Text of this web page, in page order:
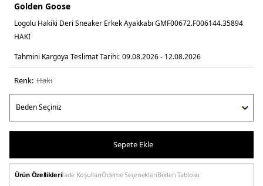
Golden Goose
Logolu Hakiki Deri Sneaker Erkek Ayakkabı GMF00672.F006144.35894
HAKİ
Tahmini Kargoya Teslimat Tarihi: 09.08.2026 - 12.08.2026
Renk: haki̇
Sepete Ekle
Ürün Özellikleriİade KoşullarıÖdeme SeçenekleriBeden Tablosu